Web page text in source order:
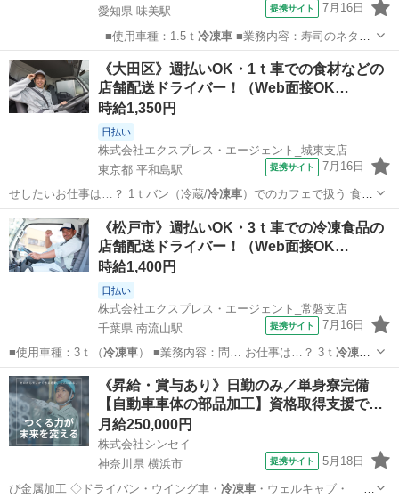
愛知県 味美駅
提携サイト 7月16日
———————— ■使用車種：1.5ｔ 冷凍車■業務内容：寿司のネタや
シャリなどの…
愛知 西春日井郡 味美駅 ドライバー
《大田区》週払いOK・1ｔ車での食材などの
店舗配送ドライバー！（Web面接OK…
時給1,350円
日払い
株式会社エクスプレス・エージェント_城東支店
東京都 平和島駅
提携サイト 7月16日
せしたいお仕事は…？ 1ｔバン（冷蔵/冷凍車）でのカフェで扱う 食材
や雑貨などのル…
東京 大田区 平和島駅 ドライバー
《松戸市》週払いOK・3ｔ車での冷凍食品の
店舗配送ドライバー！（Web面接OK…
時給1,400円
日払い
株式会社エクスプレス・エージェント_常磐支店
千葉県 南流山駅
提携サイト 7月16日
■使用車種：3ｔ（冷凍車） ■業務内容：問… お仕事は…？ 3ｔ 冷凍車
での問屋への冷凍食…
千葉 松戸市 南流山駅 ドライバー
《昇給・賞与あり》日勤のみ／単身寮完備
【自動車車体の部品加工】資格取得支援で
ス…
月給250,000円
株式会社シンセイ
神奈川県 横浜市
提携サイト 5月18日
び金属加工 ◇ドライバン・ウイング車・ 冷凍車・ウェルキャブ・ 特